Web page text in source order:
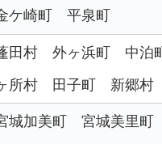
ケ崎町
平泉町
田村 外ヶ浜町 中泊町
所村
田子町 新郷村
城加美町 宮城美里町